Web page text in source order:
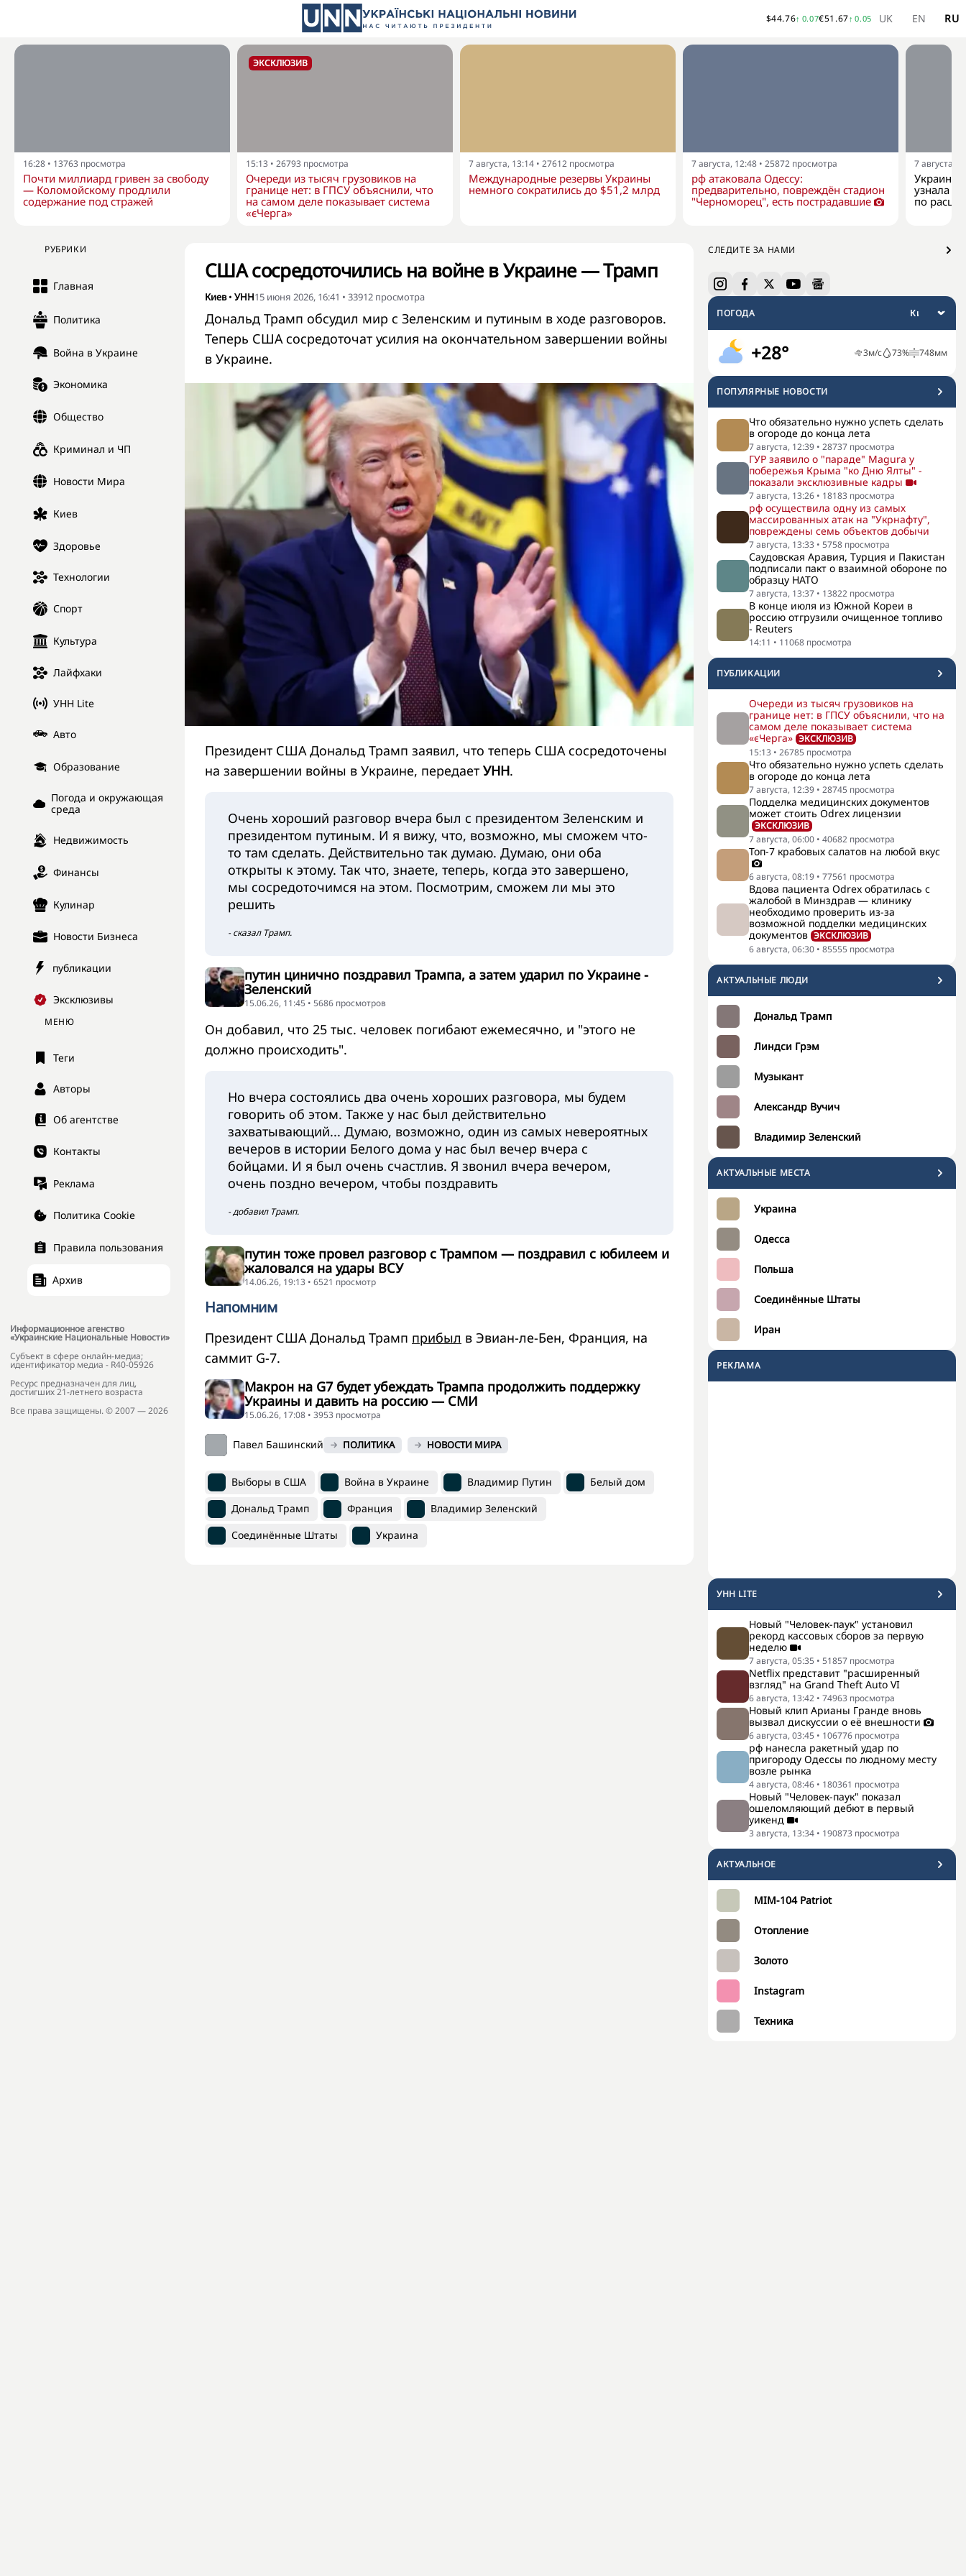
$44.76↑ 0.07€51.67↑ 0.05 UK EN RU
16:28 • 13763 просмотра
Почти миллиард гривен за свободу
— Коломойскому продлили
содержание под стражей
ЭКСКЛЮЗИВ
15:13 • 26793 просмотра
Очереди из тысяч грузовиков на
границе нет: в ГПСУ объяснили, что
на самом деле показывает система
«єЧерга»
7 августа, 13:14 • 27612 просмотра
Международные резервы Украины
немного сократились до $51,2 млрд
7 августа, 12:48 • 25872 просмотра
рф атаковала Одессу:
предварительно, повреждён стадион
"Черноморец", есть пострадавшие
7 августа,
Украина
узнала о
по
РУБРИКИ
Главная
Политика
Война в Украине
Экономика
Общество
Криминал и ЧП
Новости Мира
Киев
Здоровье
Технологии
Спорт
Культура
Лайфхаки
УНН Lite
Авто
Образование
Погода и окружающая
среда
Недвижимость
Финансы
Кулинар
Новости Бизнеса
публикации
Эксклюзивы
МЕНЮ
Теги
Авторы
Об агентстве
Контакты
Реклама
Политика Cookie
Правила пользования
Архив
Информационное агенство
«Украинские Национальные Новости»
Субъект в сфере онлайн-медиа;
идентификатор медиа - R40-05926
Ресурс предназначен для лиц,
достигших 21-летнего возраста
Все права защищены. © 2007 — 2026
СЛЕДИТЕ ЗА НАМИ
ПОГОДА
+28° 3м/с 73% 748мм
ПОПУЛЯРНЫЕ НОВОСТИ
Что обязательно нужно успеть сделать
в огороде до конца лета
7 августа, 12:39 • 28737 просмотра
ГУР заявило о "параде" Magura у
побережья Крыма "ко Дню Ялты" -
показали эксклюзивные кадры
7 августа, 13:26 • 18183 просмотра
рф осуществила одну из самых
массированных атак на "Укрнафту",
повреждены семь объектов добычи
7 августа, 13:33 • 5758 просмотра
Саудовская Аравия, Турция и Пакистан
подписали пакт о взаимной обороне по
образцу НАТО
7 августа, 13:37 • 13822 просмотра
В конце июля из Южной Кореи в
россию отгрузили очищенное топливо
- Reuters
14:11 • 11068 просмотра
ПУБЛИКАЦИИ
Очереди из тысяч грузовиков на
границе нет: в ГПСУ объяснили, что на
самом деле показывает система
«єЧерга» ЭКСКЛЮЗИВ
15:13 • 26785 просмотра
Что обязательно нужно успеть сделать
в огороде до конца лета
7 августа, 12:39 • 28745 просмотра
Подделка медицинских документов
может стоить Odrex лицензии
ЭКСКЛЮЗИВ
7 августа, 06:00 • 40682 просмотра
Топ-7 крабовых салатов на любой вкус
6 августа, 08:19 • 77561 просмотра
Вдова пациента Odrex обратилась с
жалобой в Минздрав — клинику
необходимо проверить из-за
возможной подделки медицинских
документов ЭКСКЛЮЗИВ
6 августа, 06:30 • 85555 просмотра
АКТУАЛЬНЫЕ ЛЮДИ
Дональд Трамп
Линдси Грэм
Музыкант
Александр Вучич
Владимир Зеленский
АКТУАЛЬНЫЕ МЕСТА
Украина
Одесса
Польша
Соединённые Штаты
Иран
РЕКЛАМА
УНН LITE
Новый "Человек-паук" установил
рекорд кассовых сборов за первую
неделю
7 августа, 05:35 • 51857 просмотра
Netflix представит "расширенный
взгляд" на Grand Theft Auto VI
6 августа, 13:42 • 74963 просмотра
Новый клип Арианы Гранде вновь
вызвал дискуссии о её внешности
6 августа, 03:45 • 106776 просмотра
рф нанесла ракетный удар по
пригороду Одессы по людному месту
возле рынка
4 августа, 08:46 • 180361 просмотра
Новый "Человек-паук" показал
ошеломляющий дебют в первый
уикенд
3 августа, 13:34 • 190873 просмотра
АКТУАЛЬНОЕ
MIM-104 Patriot
Отопление
Золото
Instagram
Техника
США сосредоточились на войне в Украине — Трамп
Киев• УНН15 июня 2026, 16:41 • 33912 просмотра
Дональд Трамп обсудил мир с Зеленским и путиным в ходе разговоров.
Теперь США сосредоточат усилия на окончательном завершении войны
в Украине.
Президент США Дональд Трамп заявил, что теперь США сосредоточены
на завершении войны в Украине, передает УНН.
Очень хороший разговор вчера был с президентом Зеленским и
президентом путиным. И я вижу, что, возможно, мы сможем что-
то там сделать. Действительно так думаю. Думаю, они оба
открыты к этому. Так что, знаете, теперь, когда это завершено,
мы сосредоточимся на этом. Посмотрим, сможем ли мы это
решить
- сказал Трамп.
путин цинично поздравил Трампа, а затем ударил по Украине -
Зеленский
15.06.26, 11:45 • 5686 просмотров
Он добавил, что 25 тыс. человек погибают ежемесячно, и "этого не
должно происходить".
Но вчера состоялись два очень хороших разговора, мы будем
говорить об этом. Также у нас был действительно
захватывающий... Думаю, возможно, один из самых невероятных
вечеров в истории Белого дома у нас был вечер вчера с
бойцами. И я был очень счастлив. Я звонил вчера вечером,
очень поздно вечером, чтобы поздравить
- добавил Трамп.
путин тоже провел разговор с Трампом — поздравил с юбилеем и
жаловался на удары ВСУ
14.06.26, 19:13 • 6521 просмотр
Напомним
Президент США Дональд Трамп прибыл в Эвиан-ле-Бен, Франция, на
саммит G-7.
Макрон на G7 будет убеждать Трампа продолжить поддержку
Украины и давить на россию — СМИ
15.06.26, 17:08 • 3953 просмотра
Павел Башинский ПОЛИТИКА НОВОСТИ МИРА
Выборы в США Война в Украине Владимир Путин
Белый дом
Дональд Трамп
Франция
Владимир Зеленский
Соединённые Штаты
Украина